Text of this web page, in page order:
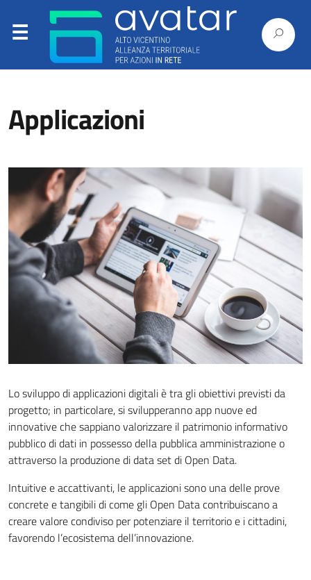
Applicazioni
Lo sviluppo di applicazioni digitali è tra gli obiettivi previsti da
progetto; in particolare, si svilupperanno app nuove ed
innovative che sappiano valorizzare il patrimonio informativo
pubblico di dati in possesso della pubblica amministrazione o
attraverso la produzione di data set di Open Data.
Intuitive e accattivanti, le applicazioni sono una delle prove
concrete e tangibili di come gli Open Data contribuiscano a
creare valore condiviso per potenziare il territorio e i cittadini,
favorendo l’ecosistema dell’innovazione.